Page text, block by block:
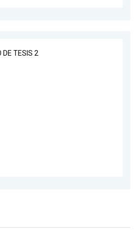
DE TESIS 2